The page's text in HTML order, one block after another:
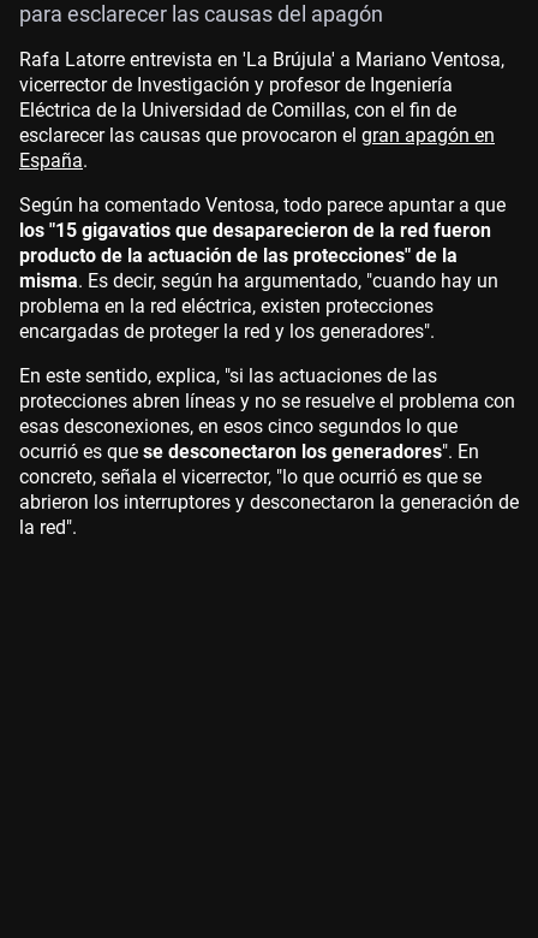
para esclarecer las causas del apagón
Rafa Latorre entrevista en 'La Brújula' a Mariano Ventosa,
vicerrector de Investigación y profesor de Ingeniería
Eléctrica de la Universidad de Comillas, con el fin de
esclarecer las causas que provocaron el gran apagón en
España.
Según ha comentado Ventosa, todo parece apuntar a que
los "15 gigavatios que desaparecieron de la red fueron
producto de la actuación de las protecciones" de la
misma. Es decir, según ha argumentado, "cuando hay un
problema en la red eléctrica, existen protecciones
encargadas de proteger la red y los generadores".
En este sentido, explica, "si las actuaciones de las
protecciones abren líneas y no se resuelve el problema con
esas desconexiones, en esos cinco segundos lo que
ocurrió es que se desconectaron los generadores". En
concreto, señala el vicerrector, "lo que ocurrió es que se
abrieron los interruptores y desconectaron la generación de
la red".